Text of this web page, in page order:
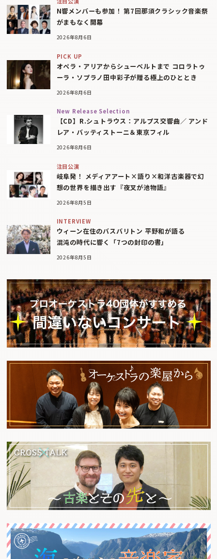
N響メンバーも参加！ 第7回那須クラシック音楽祭
がまもなく開幕
2026年8月6日
PICK UP
オペラ・アリアからシューベルトまで コロラトゥ
ーラ・ソプラノ田中彩子が贈る極上のひととき
2026年8月6日
New Release Selection
【CD】R.シュトラウス：アルプス交響曲／ アンド
レア・バッティストーニ＆東京フィル
2026年8月6日
注目公演
岐阜発！ メディアアート×語り×和洋古楽器で幻
想の世界を描き出す『夜叉が池物語』
2026年8月5日
INTERVIEW
ウィーン在住のバスバリトン 平野和が語る
混沌の時代に響く「7つの封印の書」
2026年8月5日